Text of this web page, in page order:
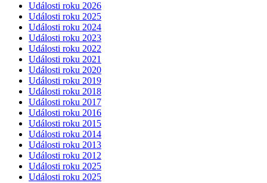
Události roku 2026
Události roku 2025
Události roku 2024
Události roku 2023
Události roku 2022
Události roku 2021
Události roku 2020
Události roku 2019
Události roku 2018
Události roku 2017
Události roku 2016
Události roku 2015
Události roku 2014
Události roku 2013
Události roku 2012
Události roku 2025
Události roku 2025